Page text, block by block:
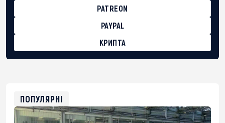
PATREON
PAYPAL
КРИПТА
0xfD02863D3289416fcF50975c9DFda13623f97758
ПОПУЛЯРНІ